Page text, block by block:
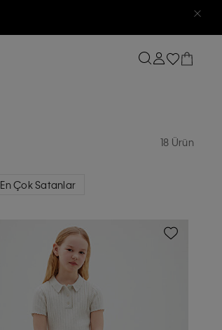
18 Ürün
En Çok Satanlar